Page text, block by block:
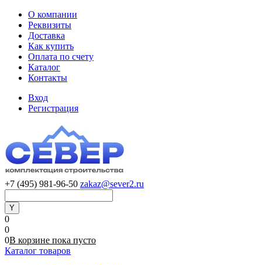
О компании
Реквизиты
Доставка
Как купить
Оплата по счету
Каталог
Контакты
Вход
Регистрация
+7 (495) 981-96-50 zakaz@sever2.ru
0
0
0В корзине пока пусто
Каталог товаров